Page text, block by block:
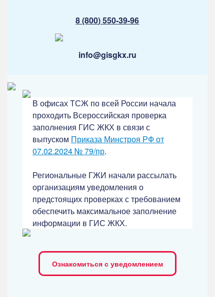
8 (800) 550-39-96
info@gisgkx.ru
В офисах ТСЖ по всей России начала
проходить Всероссийская проверка
заполнения ГИС ЖКХ в связи с
выпуском Приказа Минстроя РФ от
07.02.2024 № 79/пр.
Региональные ГЖИ начали рассылать
организациям уведомления о
предстоящих проверках с требованием
обеспечить максимальное заполнение
информации в ГИС ЖКХ.
Ознакомиться с уведомлением